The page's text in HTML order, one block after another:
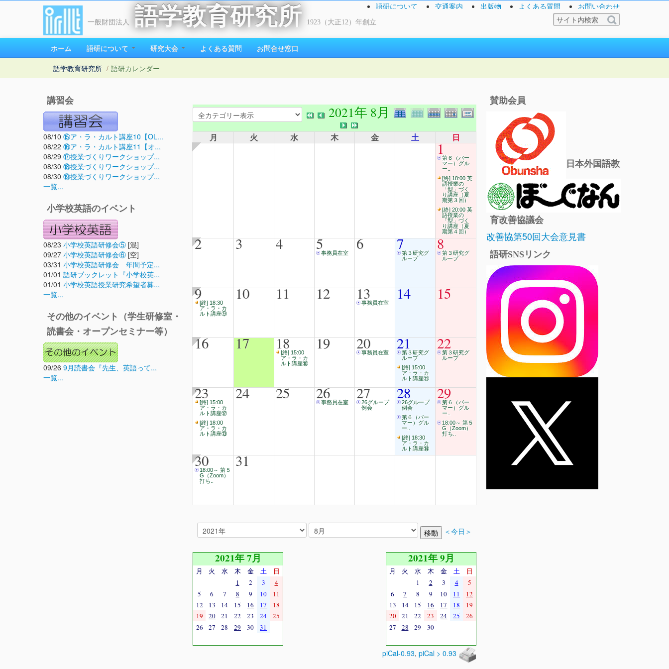
一般財団法人 語学教育研究所 1923（大正12）年創立
語研について 交通案内 出版物 よくある質問 お問い合わせ
ホーム 語研について 研究大会 よくある質問 お問合せ窓口
語学教育研究所 / 語研カレンダー
講習会
08/10 ⑮ア・ラ・カルト講座10【OL...
08/22 ⑯ア・ラ・カルト講座11【オ...
08/29 ⑰授業づくりワークショップ...
08/30 ⑱授業づくりワークショップ...
08/30 ⑲授業づくりワークショップ...
一覧...
小学校英語のイベント
08/23 小学校英語研修会⑤ [混]
09/27 小学校英語研修会⑥ [空]
03/31 小学校英語研修会 年間予定...
01/01 語研ブックレット『小学校英...
01/01 小学校英語授業研究希望者募...
一覧...
その他のイベント（学生研修室・
読書会・オープンセミナー等）
09/26 9月読書会『先生、英語って...
一覧...
2021年 8月
月 火 水 木 金 土 日
1第６（パー
マー）グル
ー..
[終] 18:00 英
語授業の
「型」づく
り講座（夏
期第３回）
[終] 20:00 英
語授業の
「型」づく
り講座（夏
期第４回）
2 3 4 5事務員在室 6 7第３研究グ
ループ
8第３研究グ
ループ
9[終] 18:30
ア・ラ・カ
ルト講座⑨
10 11 12 13
事務員在室 14 15
16 17 18
[終] 15:00
ア・ラ・カ
ルト講座⑩
19 20
事務員在室 21
第３研究グ
ループ
[終] 15:00
ア・ラ・カ
ルト講座⑪
22
第３研究グ
ループ
23
[終] 15:00
ア・ラ・カ
ルト講座⑫
[終] 18:00
ア・ラ・カ
ルト講座⑬
24 25 26
事務員在室 27
26グループ
例会
28
26グループ
例会
第６（パー
マー）グル
ー..
[終] 18:30
ア・ラ・カ
ルト講座⑭
29
第６（パー
マー）グル
ー..
18:00～ 第５
G（Zoom）
打ち..
30
18:00～ 第５
G（Zoom）
打ち..
31
＜今日＞
2021年 7月
月 火 水 木 金 土
日
1
2 3
4
5
6 7 8 9 10
11
12
13 14 15 16 17
18
19
20 21 22 23 24
25
26
27 28 29 30 31
2021年 9月
月 火 水 木 金 土
日
1
2 3 4
5
6
7 8 9 10 11
12
13
14 15 16 17 18
19
20
21 22 23 24 25
26
27
28 29 30
piCal-0.93, piCal > 0.93
賛助会員
日本外国語教
育改善協議会
改善協第50回大会意見書
語研SNSリンク